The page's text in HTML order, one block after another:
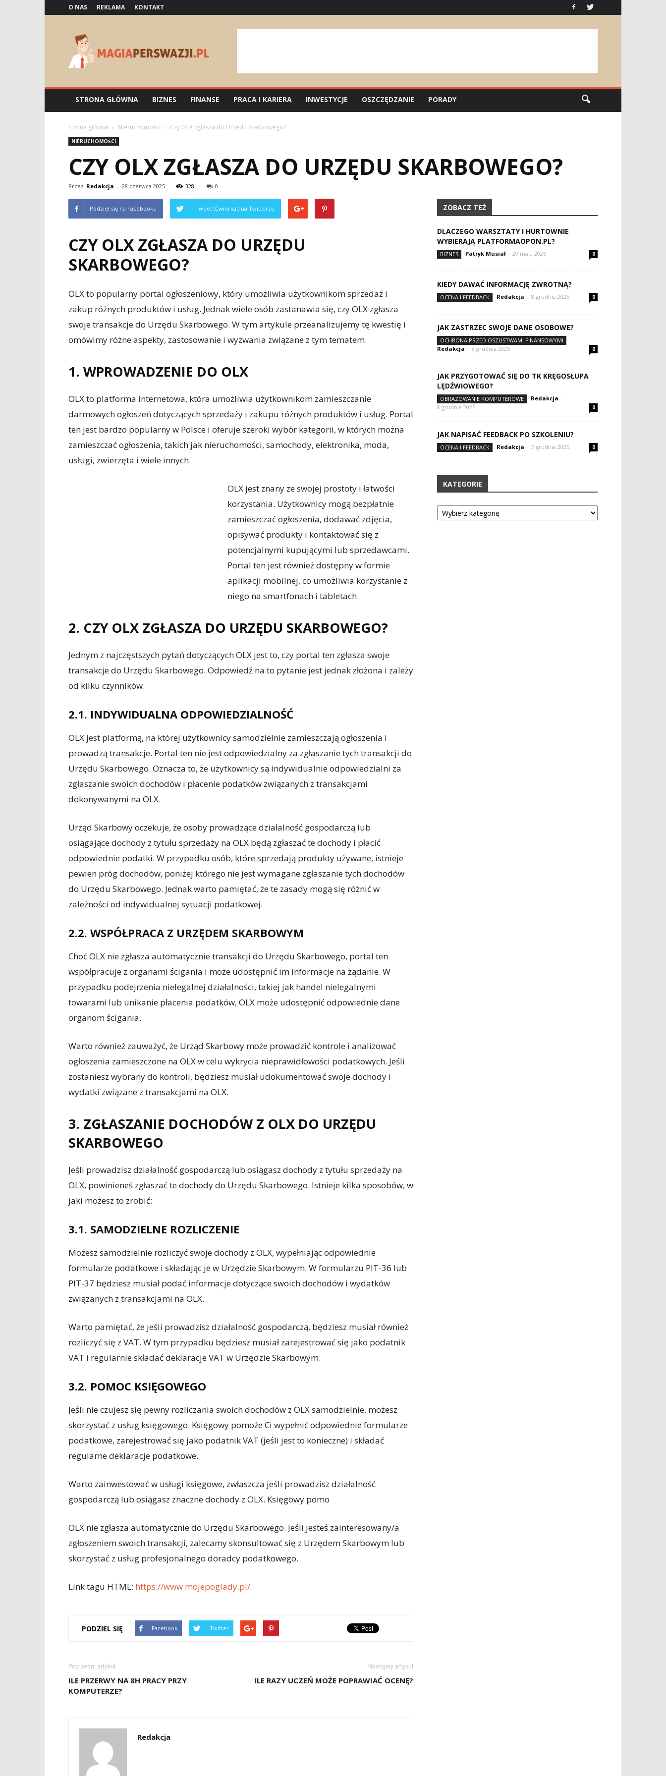
O NAS REKLAMA KONTAKT
Magiaperswazji.pl
STRONA GŁÓWNA BIZNES FINANSE PRACA I KARIERA INWESTYCJE OSZCZĘDZANIE PORADY
Strona główna Nieruchomości Czy OLX zgłasza do Urzędu Skarbowego?
NIERUCHOMOŚCI
CZY OLX ZGŁASZA DO URZĘDU SKARBOWEGO?
Przez Redakcja - 28 czerwca 2025 328 0
Podziel się na Facebooku Tweet (Ćwierkaj) na Twitterze
CZY OLX ZGŁASZA DO URZĘDU
SKARBOWEGO?
OLX to popularny portal ogłoszeniowy, który umożliwia użytkownikom sprzedaż i
zakup różnych produktów i usług. Jednak wiele osób zastanawia się, czy OLX zgłasza
swoje transakcje do Urzędu Skarbowego. W tym artykule przeanalizujemy tę kwestię i
omówimy różne aspekty, zastosowanie i wyzwania związane z tym tematem.
1. WPROWADZENIE DO OLX
OLX to platforma internetowa, która umożliwia użytkownikom zamieszczanie
darmowych ogłoszeń dotyczących sprzedaży i zakupu różnych produktów i usług. Portal
ten jest bardzo popularny w Polsce i oferuje szeroki wybór kategorii, w których można
zamieszczać ogłoszenia, takich jak nieruchomości, samochody, elektronika, moda,
usługi, zwierzęta i wiele innych.
OLX jest znany ze swojej prostoty i łatwości
korzystania. Użytkownicy mogą bezpłatnie
zamieszczać ogłoszenia, dodawać zdjęcia,
opisywać produkty i kontaktować się z
potencjalnymi kupującymi lub sprzedawcami.
Portal ten jest również dostępny w formie
aplikacji mobilnej, co umożliwia korzystanie z
niego na smartfonach i tabletach.
2. CZY OLX ZGŁASZA DO URZĘDU SKARBOWEGO?
Jednym z najczęstszych pytań dotyczących OLX jest to, czy portal ten zgłasza swoje
transakcje do Urzędu Skarbowego. Odpowiedź na to pytanie jest jednak złożona i zależy
od kilku czynników.
2.1. INDYWIDUALNA ODPOWIEDZIALNOŚĆ
OLX jest platformą, na której użytkownicy samodzielnie zamieszczają ogłoszenia i
prowadzą transakcje. Portal ten nie jest odpowiedzialny za zgłaszanie tych transakcji do
Urzędu Skarbowego. Oznacza to, że użytkownicy są indywidualnie odpowiedzialni za
zgłaszanie swoich dochodów i płacenie podatków związanych z transakcjami
dokonywanymi na OLX.
Urząd Skarbowy oczekuje, że osoby prowadzące działalność gospodarczą lub
osiągające dochody z tytułu sprzedaży na OLX będą zgłaszać te dochody i płacić
odpowiednie podatki. W przypadku osób, które sprzedają produkty używane, istnieje
pewien próg dochodów, poniżej którego nie jest wymagane zgłaszanie tych dochodów
do Urzędu Skarbowego. Jednak warto pamiętać, że te zasady mogą się różnić w
zależności od indywidualnej sytuacji podatkowej.
2.2. WSPÓŁPRACA Z URZĘDEM SKARBOWYM
Choć OLX nie zgłasza automatycznie transakcji do Urzędu Skarbowego, portal ten
współpracuje z organami ścigania i może udostępnić im informacje na żądanie. W
przypadku podejrzenia nielegalnej działalności, takiej jak handel nielegalnymi
towarami lub unikanie płacenia podatków, OLX może udostępnić odpowiednie dane
organom ścigania.
Warto również zauważyć, że Urząd Skarbowy może prowadzić kontrole i analizować
ogłoszenia zamieszczone na OLX w celu wykrycia nieprawidłowości podatkowych. Jeśli
zostaniesz wybrany do kontroli, będziesz musiał udokumentować swoje dochody i
wydatki związane z transakcjami na OLX.
3. ZGŁASZANIE DOCHODÓW Z OLX DO URZĘDU
SKARBOWEGO
Jeśli prowadzisz działalność gospodarczą lub osiągasz dochody z tytułu sprzedaży na
OLX, powinieneś zgłaszać te dochody do Urzędu Skarbowego. Istnieje kilka sposobów, w
jaki możesz to zrobić:
3.1. SAMODZIELNE ROZLICZENIE
Możesz samodzielnie rozliczyć swoje dochody z OLX, wypełniając odpowiednie
formularze podatkowe i składając je w Urzędzie Skarbowym. W formularzu PIT-36 lub
PIT-37 będziesz musiał podać informacje dotyczące swoich dochodów i wydatków
związanych z transakcjami na OLX.
Warto pamiętać, że jeśli prowadzisz działalność gospodarczą, będziesz musiał również
rozliczyć się z VAT. W tym przypadku będziesz musiał zarejestrować się jako podatnik
VAT i regularnie składać deklaracje VAT w Urzędzie Skarbowym.
3.2. POMOC KSIĘGOWEGO
Jeśli nie czujesz się pewny rozliczania swoich dochodów z OLX samodzielnie, możesz
skorzystać z usług księgowego. Księgowy pomoże Ci wypełnić odpowiednie formularze
podatkowe, zarejestrować się jako podatnik VAT (jeśli jest to konieczne) i składać
regularne deklaracje podatkowe.
Warto zainwestować w usługi księgowe, zwłaszcza jeśli prowadzisz działalność
gospodarczą lub osiągasz znaczne dochody z OLX. Księgowy pomo
OLX nie zgłasza automatycznie do Urzędu Skarbowego. Jeśli jesteś zainteresowany/a
zgłoszeniem swoich transakcji, zalecamy skonsultować się z Urzędem Skarbowym lub
skorzystać z usług profesjonalnego doradcy podatkowego.
Link tagu HTML: https://www.mojepoglady.pl/
PODZIEL SIĘ Facebook Twitter
Poprzedni artykuł
ILE PRZERWY NA 8H PRACY PRZY
KOMPUTERZE?
Następny artykuł
ILE RAZY UCZEŃ MOŻE POPRAWIAĆ OCENĘ?
Redakcja
ZOBACZ TEŻ
DLACZEGO WARSZTATY I HURTOWNIE
WYBIERAJĄ PLATFORMAOPON.PL?
BIZNES Patryk Musiał - 29 maja 2026 0
KIEDY DAWAĆ INFORMACJĘ ZWROTNĄ?
OCENA I FEEDBACK Redakcja - 8 grudnia 2025 0
JAK ZASTRZEC SWOJE DANE OSOBOWE?
OCHRONA PRZED OSZUSTWAMI FINANSOWYMI
Redakcja - 8 grudnia 2025 0
JAK PRZYGOTOWAĆ SIĘ DO TK KRĘGOSŁUPA
LĘDŹWIOWEGO?
OBRAZOWANIE KOMPUTEROWE Redakcja -
8 grudnia 2025
0
JAK NAPISAĆ FEEDBACK PO SZKOLENIU?
OCENA I FEEDBACK Redakcja - 7 grudnia 2025 0
KATEGORIE
Kategorie